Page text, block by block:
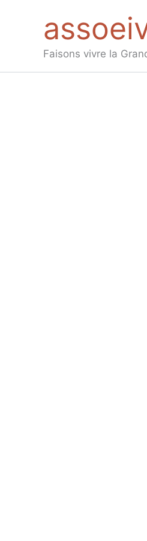
Faisons vivre la